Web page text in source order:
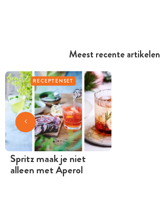
Meest recente artikelen
RECEPTENSET
Spritz maak je niet
alleen met Aperol